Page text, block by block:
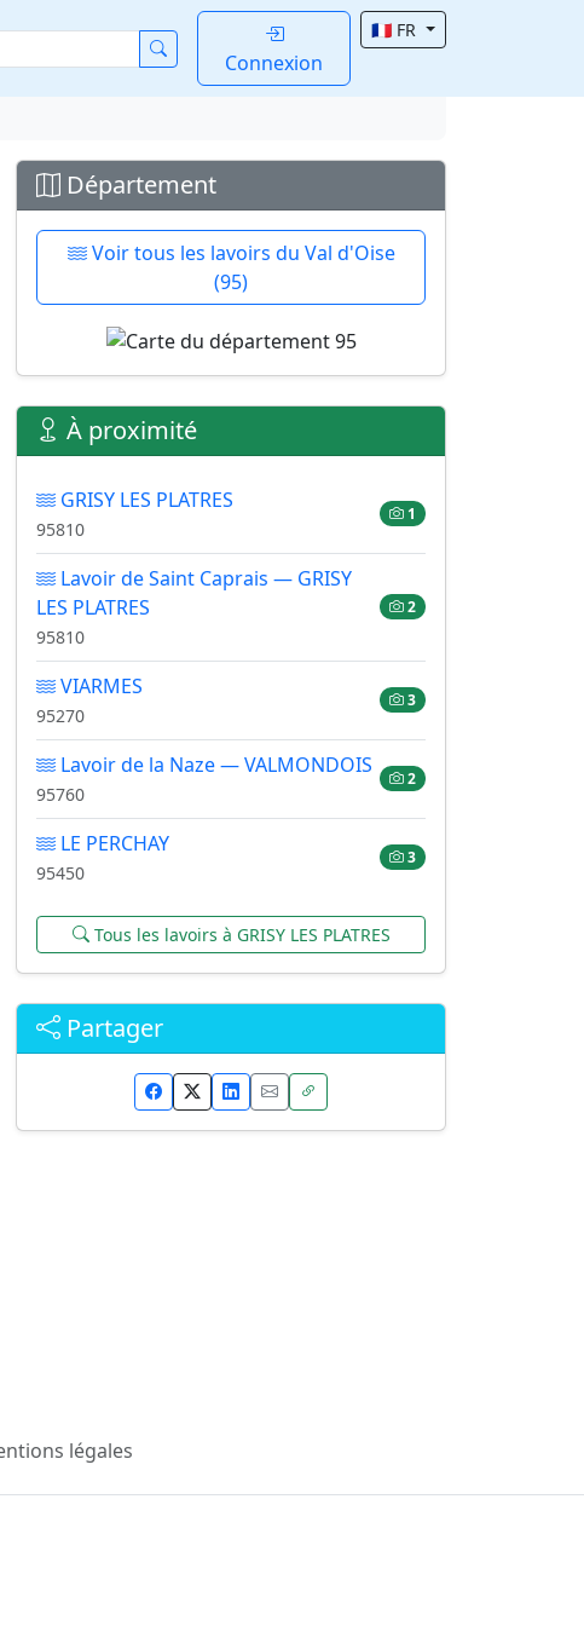
Connexion
🇫🇷 FR
Département
Voir tous les lavoirs du Val d'Oise
(95)
À proximité
GRISY LES PLATRES
95810
1
Lavoir de Saint Caprais — GRISY
LES PLATRES
95810
2
VIARMES
95270
3
Lavoir de la Naze — VALMONDOIS
95760
2
LE PERCHAY
95450
3
Tous les lavoirs à GRISY LES PLATRES
Partager
légales